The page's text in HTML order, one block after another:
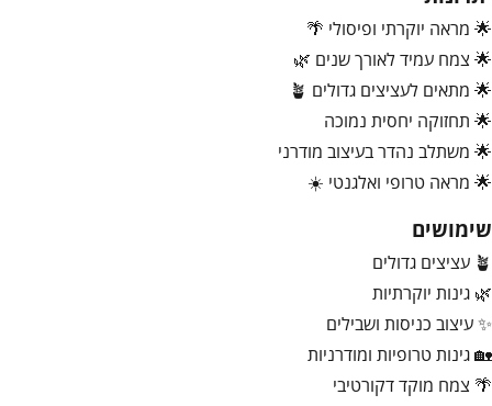
🌟 מראה יוקרתי ופיסולי 🌴
🌟 צמח עמיד לאורך שנים 🌿
🌟 מתאים לעציצים גדולים 🪴
🌟 תחזוקה יחסית נמוכה
🌟 משתלב נהדר בעיצוב מודרני
🌟 מראה טרופי ואלגנטי ☀️
שימושים
🪴 עציצים גדולים
🌿 גינות יוקרתיות
✨ עיצוב כניסות ושבילים
🏡 גינות טרופיות ומודרניות
🌴 צמח מוקד דקורטיבי